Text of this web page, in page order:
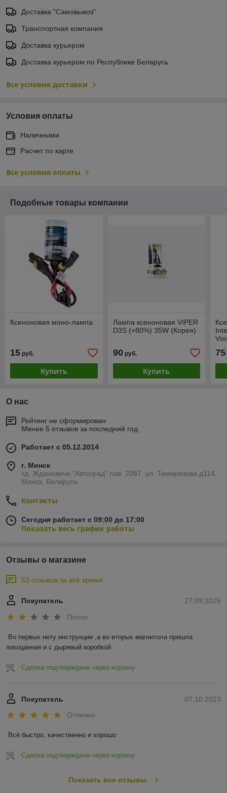
Доставка "Самовывоз"
Транспортная компания
Доставка курьером
Доставка курьером по Республике Беларусь
Все условия доставки
Условия оплаты
Наличными
Расчет по карте
Все условия оплаты
Подобные товары компании
Ксеноновая моно-лампа
15 руб.
Купить
Лампа ксеноновая VIPER
D3S (+80%) 35W (Корея)
90руб.
Купить
75
О нас
Рейтинг не сформирован
Менее 5 отзывов за последний год
Работает с 05.12.2014
г. Минск
тд. Ждановичи "Автоград" пав. 2087, ул. Тимирязева д114,
Минск, Беларусь
Контакты
Сегодня работает с 09:00 до 17:00
Показать весь график работы
Отзывы о магазине
53 отзывов за всё время
27.09.2025
Покупатель
Плохо
Во первых нету инструкции ,а во вторых магнитола пришла
покоцанная и с дырявый коробкой
Сделка подтверждена через корзину
07.10.2023
Покупатель
Отлично
Всё быстро, качественно и хорошо
Сделка подтверждена через корзину
Показать все отзывы